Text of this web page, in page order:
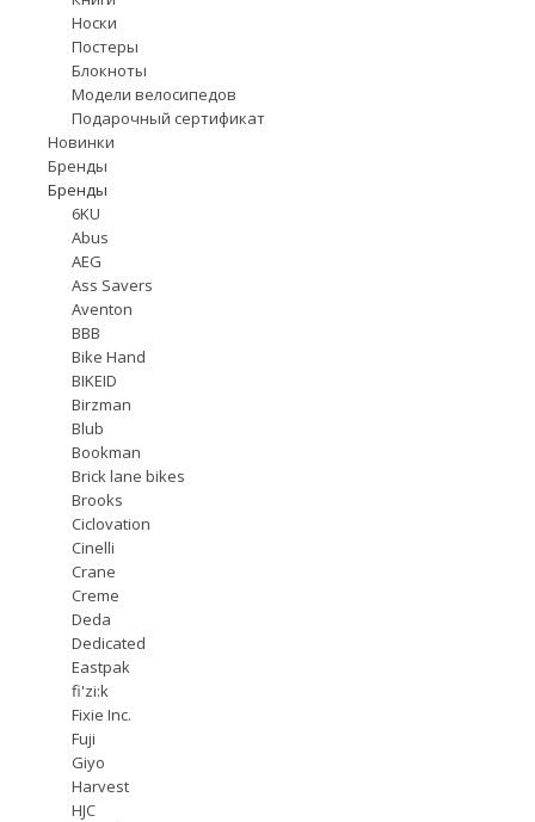
Носки
Постеры
Блокноты
Модели велосипедов
Подарочный сертификат
Новинки
Бренды
Бренды
6KU
Abus
AEG
Ass Savers
Aventon
BBB
Bike Hand
BIKEID
Birzman
Blub
Bookman
Brick lane bikes
Brooks
Ciclovation
Cinelli
Crane
Creme
Deda
Dedicated
Eastpak
fi'zi:k
Fixie Inc.
Fuji
Giyo
Harvest
HJC